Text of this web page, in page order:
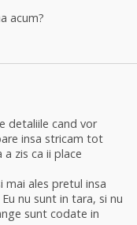
acum?
detaliile cand vor
insa stricam tot
zis ca ii place
mai ales pretul insa
nu sunt in tara, si nu
sunt codate in